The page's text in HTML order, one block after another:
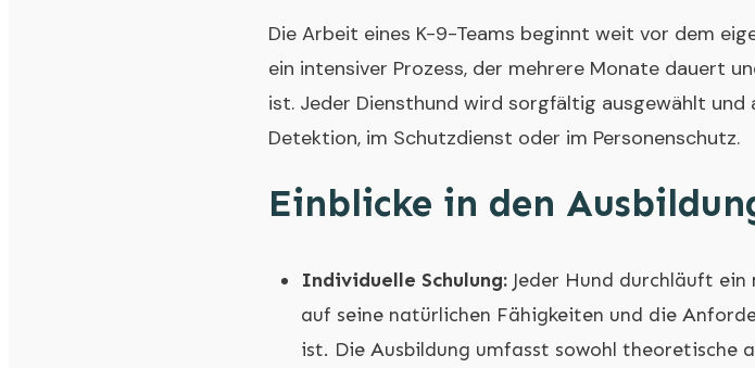
Die Arbeit eines K-9-Teams beginnt weit vor dem
ein intensiver Prozess, der mehrere Monate dauert
ist. Jeder Diensthund wird sorgfältig ausgewählt und
Detektion, im Schutzdienst oder im Personenschutz.
Einblicke in den
Individuelle Schulung: Jeder Hund durchläuft
auf seine natürlichen Fähigkeiten und die
ist. Die Ausbildung umfasst sowohl theoretische